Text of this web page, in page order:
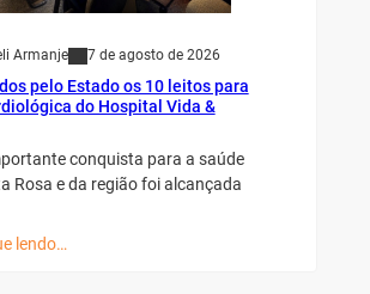
Armanje 7 de agosto de 2026
pelo Estado os 10 leitos para
do Hospital Vida &
conquista para a saúde
Rosa e da região foi alcançada
lendo…